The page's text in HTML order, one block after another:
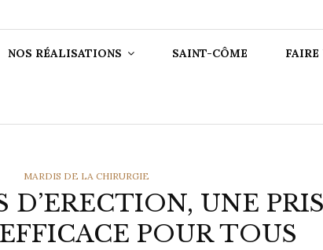
NOS RÉALISATIONS SAINT-CÔME FAIRE
CATEGORIES
MARDIS DE LA CHIRURGIE
D’ERECTION, UNE
POUR TOUS